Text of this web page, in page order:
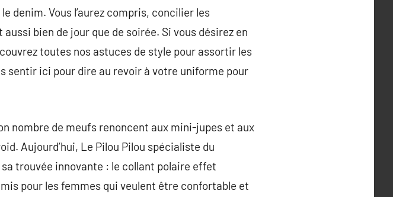
denim. Vous l’aurez compris, concilier les
bien de jour que de soirée. Si vous désirez en
toutes nos astuces de style pour assortir les
sentir ici pour dire au revoir à votre uniforme pour
nombre de meufs renoncent aux mini-jupes et aux
Aujourd’hui, Le Pilou Pilou spécialiste du
trouvée innovante : le collant polaire effet
pour les femmes qui veulent être confortable et